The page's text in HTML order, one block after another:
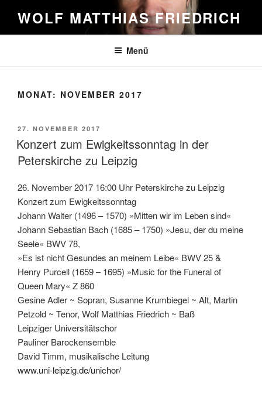
Inhalt
springen
WOLF MATTHIAS FRIEDRICH
Menü
MONAT: NOVEMBER 2017
VERÖFFENTLICHT
AM
27. NOVEMBER 2017
Konzert zum Ewigkeitssonntag in der
Peterskirche zu Leipzig
26. November 2017 16:00 Uhr Peterskirche zu Leipzig
Konzert zum Ewigkeitssonntag
Johann Walter (1496 – 1570) »Mitten wir im Leben sind«
Johann Sebastian Bach (1685 – 1750) »Jesu, der du meine
Seele« BWV 78,
»Es ist nicht Gesundes an meinem Leibe« BWV 25 &
Henry Purcell (1659 – 1695) »Music for the Funeral of
Queen Mary« Z 860
Gesine Adler ~ Sopran, Susanne Krumbiegel ~ Alt, Martin
Petzold ~ Tenor, Wolf Matthias Friedrich ~ Baß
Leipziger Universitätschor
Pauliner Barockensemble
David Timm, musikalische Leitung
www.uni-leipzig.de/unichor/